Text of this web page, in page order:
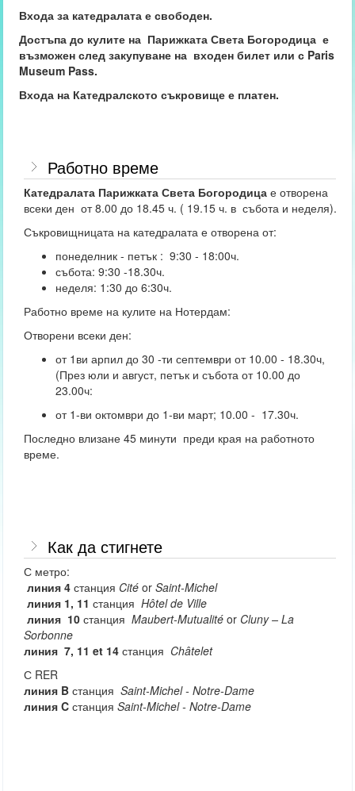
Входа за катедралата е свободен.
Достъпа до кулите на Парижката Света Богородица е
възможен след закупуване на входен билет или с Paris
Museum Pass.
Входа на Катедралското съкровище е платен.
Работно време
Катедралата Парижката Света Богородица е отворена
всеки ден от 8.00 до 18.45 ч. ( 19.15 ч. в събота и неделя).
Съкровищницата на катедралата е отворена от:
понеделник - петък : 9:30 - 18:00ч.
събота: 9:30 -18.30ч.
неделя: 1:30 до 6:30ч.
Работно време на кулите на Нотердам:
Отворени всеки ден:
от 1ви арпил до 30 -ти септември от 10.00 - 18.30ч,
(През юли и август, петък и събота от 10.00 до
23.00ч:
от 1-ви октомври до 1-ви март; 10.00 - 17.30ч.
Последно влизане 45 минути преди края на работното
време.
Как да стигнете
С метро:
линия 4 станция Cité orSaint-Michel
линия 1, 11 станцияHôtel de Ville
линия 10 станцияMaubert-Mutualité or Cluny – La
Sorbonne
линия 7, 11 et 14 станция Châtelet
С RER
линия B станцияSaint-Michel - Notre-Dame
линияC станцияSaint-Michel - Notre-Dame